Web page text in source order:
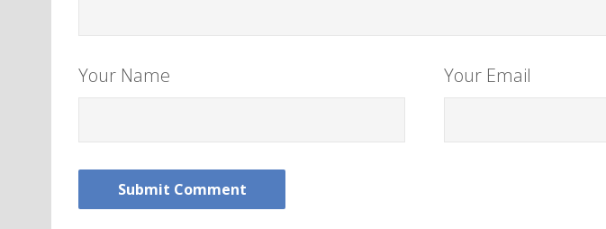
Your Name Your Email